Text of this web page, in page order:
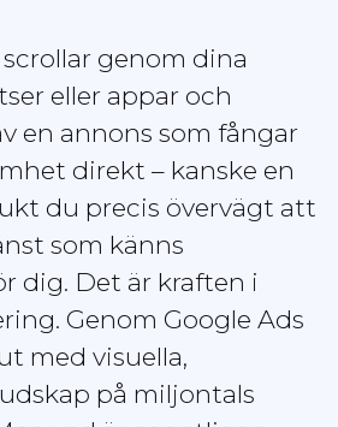
genom dina
eller appar och
en annons som fångar
direkt – kanske en
du precis övervägt att
som känns
dig. Det är kraften i
Genom Google Ads
med visuella,
på miljontals